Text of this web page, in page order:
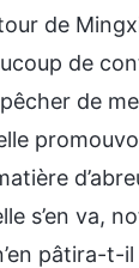
de
de
de
s’en va,
pâtira-t-